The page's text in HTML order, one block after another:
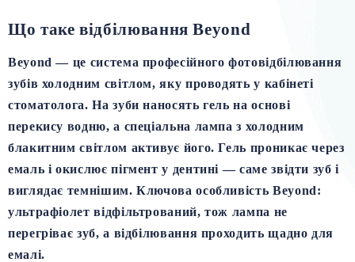
Що таке відбілювання Beyond
Beyond — це система професійного фотовідбілювання
зубів холодним світлом, яку проводять у кабінеті
стоматолога. На зуби наносять гель на основі
перекису водню, а спеціальна лампа з холодним
блакитним світлом активує його. Гель проникає через
емаль і окислює пігмент у дентині — саме звідти зуб і
виглядає темнішим. Ключова особливість Beyond:
ультрафіолет відфільтрований, тож лампа не
перегріває зуб, а відбілювання проходить щадно для
емалі.